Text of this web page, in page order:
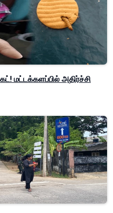
மட்டக்களப்பில் அதிர்ச்சி